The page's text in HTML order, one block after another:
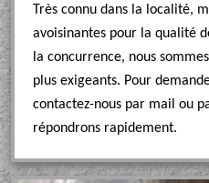
Très connu dans la localité,
avoisinantes pour la qualité
la concurrence, nous
plus exigeants. Pour
contactez-nous par mail ou
répondrons rapidement.